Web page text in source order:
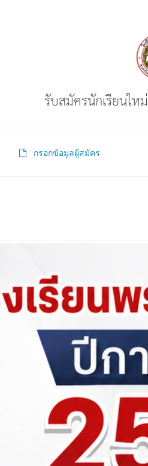
รับสมัครนักเรียนใ
กรอกข้อมูลผู้สมัคร